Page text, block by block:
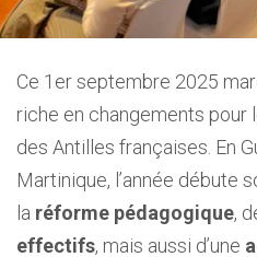
Ce 1er septembre 2025
riche en changements pour
des Antilles françaises. En
Martinique, l’année débute
la réforme pédagogique,
effectifs, mais aussi d’une